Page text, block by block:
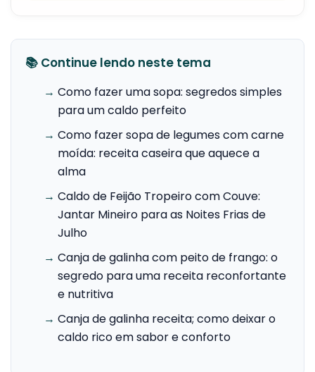
📚 Continue lendo neste tema
→ Como fazer uma sopa: segredos simples
para um caldo perfeito
→ Como fazer sopa de legumes com carne
moída: receita caseira que aquece a
alma
→ Caldo de Feijão Tropeiro com Couve:
Jantar Mineiro para as Noites Frias de
Julho
→ Canja de galinha com peito de frango: o
segredo para uma receita reconfortante
e nutritiva
→ Canja de galinha receita; como deixar o
caldo rico em sabor e conforto